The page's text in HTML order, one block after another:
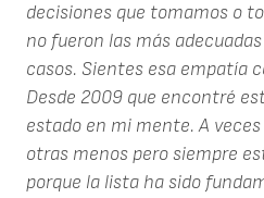
decisiones que tomamos o
no fueron las más
casos. Sientes esa empatía
Desde 2009 que encontré
estado en mi mente. A
otras menos pero siempre
porque la lista ha sido